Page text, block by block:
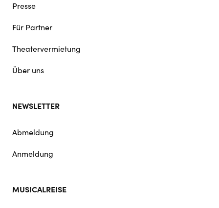
Presse
Für Partner
Theatervermietung
Über uns
NEWSLETTER
Abmeldung
Anmeldung
MUSICALREISE